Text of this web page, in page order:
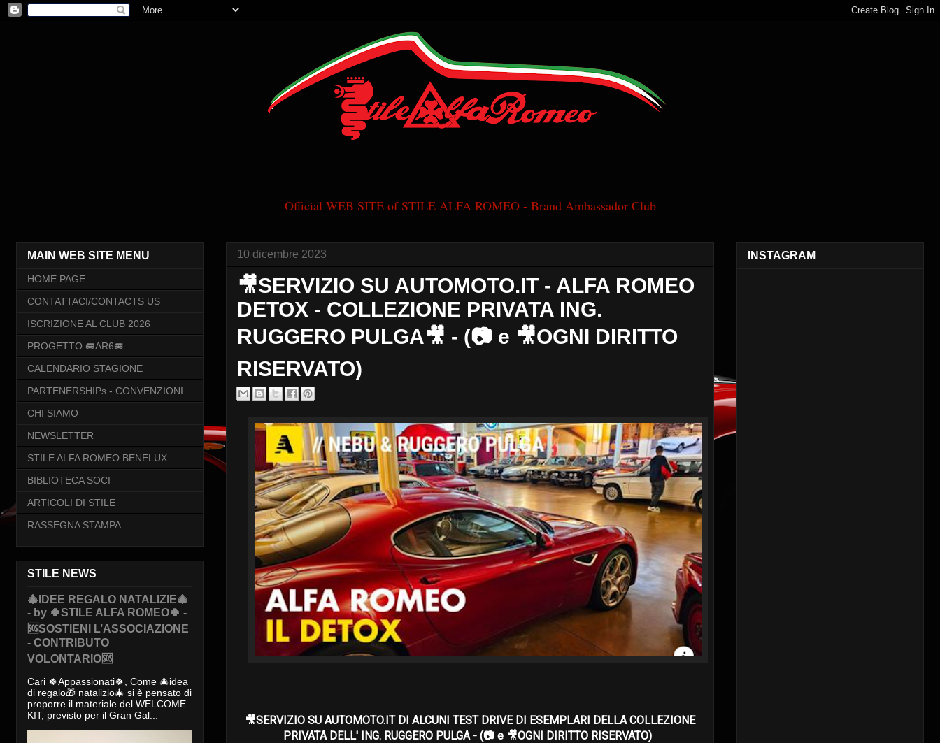
Official WEB SITE of STILE ALFA ROMEO - Brand Ambassador Club
10 dicembre 2023
🎥SERVIZIO SU AUTOMOTO.IT - ALFA ROMEO
DETOX - COLLEZIONE PRIVATA ING.
RUGGERO PULGA🎥 - (📷 e 🎥OGNI DIRITTO
RISERVATO)
🎥SERVIZIO SU AUTOMOTO.IT DI ALCUNI TEST DRIVE DI ESEMPLARI DELLA COLLEZIONE
PRIVATA DELL' ING. RUGGERO PULGA - (📷 e 🎥OGNI DIRITTO RISERVATO)
MAIN WEB SITE MENU
HOME PAGE
CONTATTACI/CONTACTS US
ISCRIZIONE AL CLUB 2026
PROGETTO 🚐AR6🚐
CALENDARIO STAGIONE
PARTENERSHIPs - CONVENZIONI
CHI SIAMO
NEWSLETTER
STILE ALFA ROMEO BENELUX
BIBLIOTECA SOCI
ARTICOLI DI STILE
RASSEGNA STAMPA
STILE NEWS
🎄IDEE REGALO NATALIZIE🎄
- by 🍀STILE ALFA ROMEO🍀 -
🆘SOSTIENI L’ASSOCIAZIONE
- CONTRIBUTO
VOLONTARIO🆘
Cari 🍀Appassionati🍀, Come 🎄idea
di regalo🎁 natalizio🎄 si è pensato di
proporre il materiale del WELCOME
KIT, previsto per il Gran Gal...
INSTAGRAM